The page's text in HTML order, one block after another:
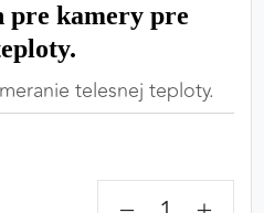
pre kamery pre
telesnej teploty.
nich by nebolo možné